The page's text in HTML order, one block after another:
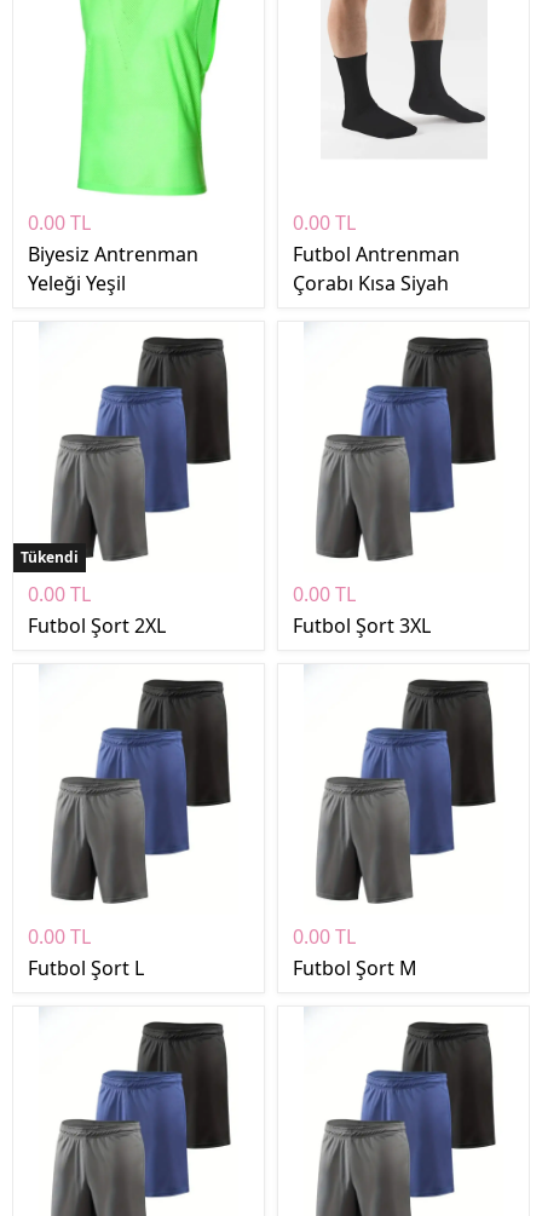
0.00 TL
Biyesiz Antrenman
Yeleği Yeşil
0.00 TL
Futbol Antrenman
Çorabı Kısa Siyah
Tükendi
0.00 TL
Futbol Şort 2XL
0.00 TL
Futbol Şort 3XL
0.00 TL
Futbol Şort L
0.00 TL
Futbol Şort M